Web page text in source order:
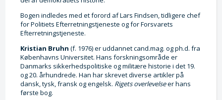
Bogen indledes med et forord af Lars Findsen, tidligere chef
for Politiets Efterretningstjeneste og for Forsvarets
Efterretningstjeneste.
Kristian Bruhn (f. 1976) er uddannet cand.mag. og ph.d. fra
Københavns Universitet. Hans forskningsområde er
Danmarks sikkerhedspolitiske og militære historie i det 19.
og 20. århundrede. Han har skrevet diverse artikler på
dansk, tysk, fransk og engelsk. Rigets overlevelseer hans
første bog.